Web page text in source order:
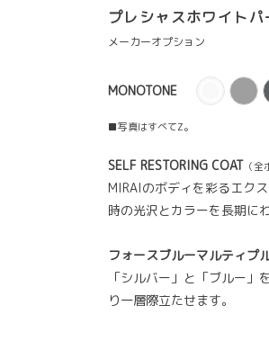
プレシャスホワイトパ
メーカーオプション
MONOTONE
■写真はすべてZ。
SELF RESTORING COAT （
MIRAIのボディを彩るエク
時の光沢とカラーを長期に
フォースブルーマルティプ
「シルバー」と「ブルー
り一層際立たせます。